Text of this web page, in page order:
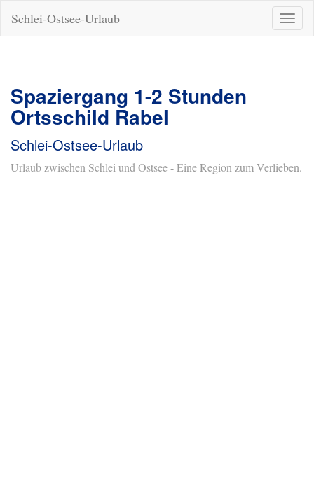
ein-/
Schlei-Ostsee-Urlaub
Spaziergang 1-2 Stunden
Ortsschild Rabel
Schlei-Ostsee-Urlaub
Urlaub zwischen Schlei und Ostsee - Eine Region zum Verlieben.